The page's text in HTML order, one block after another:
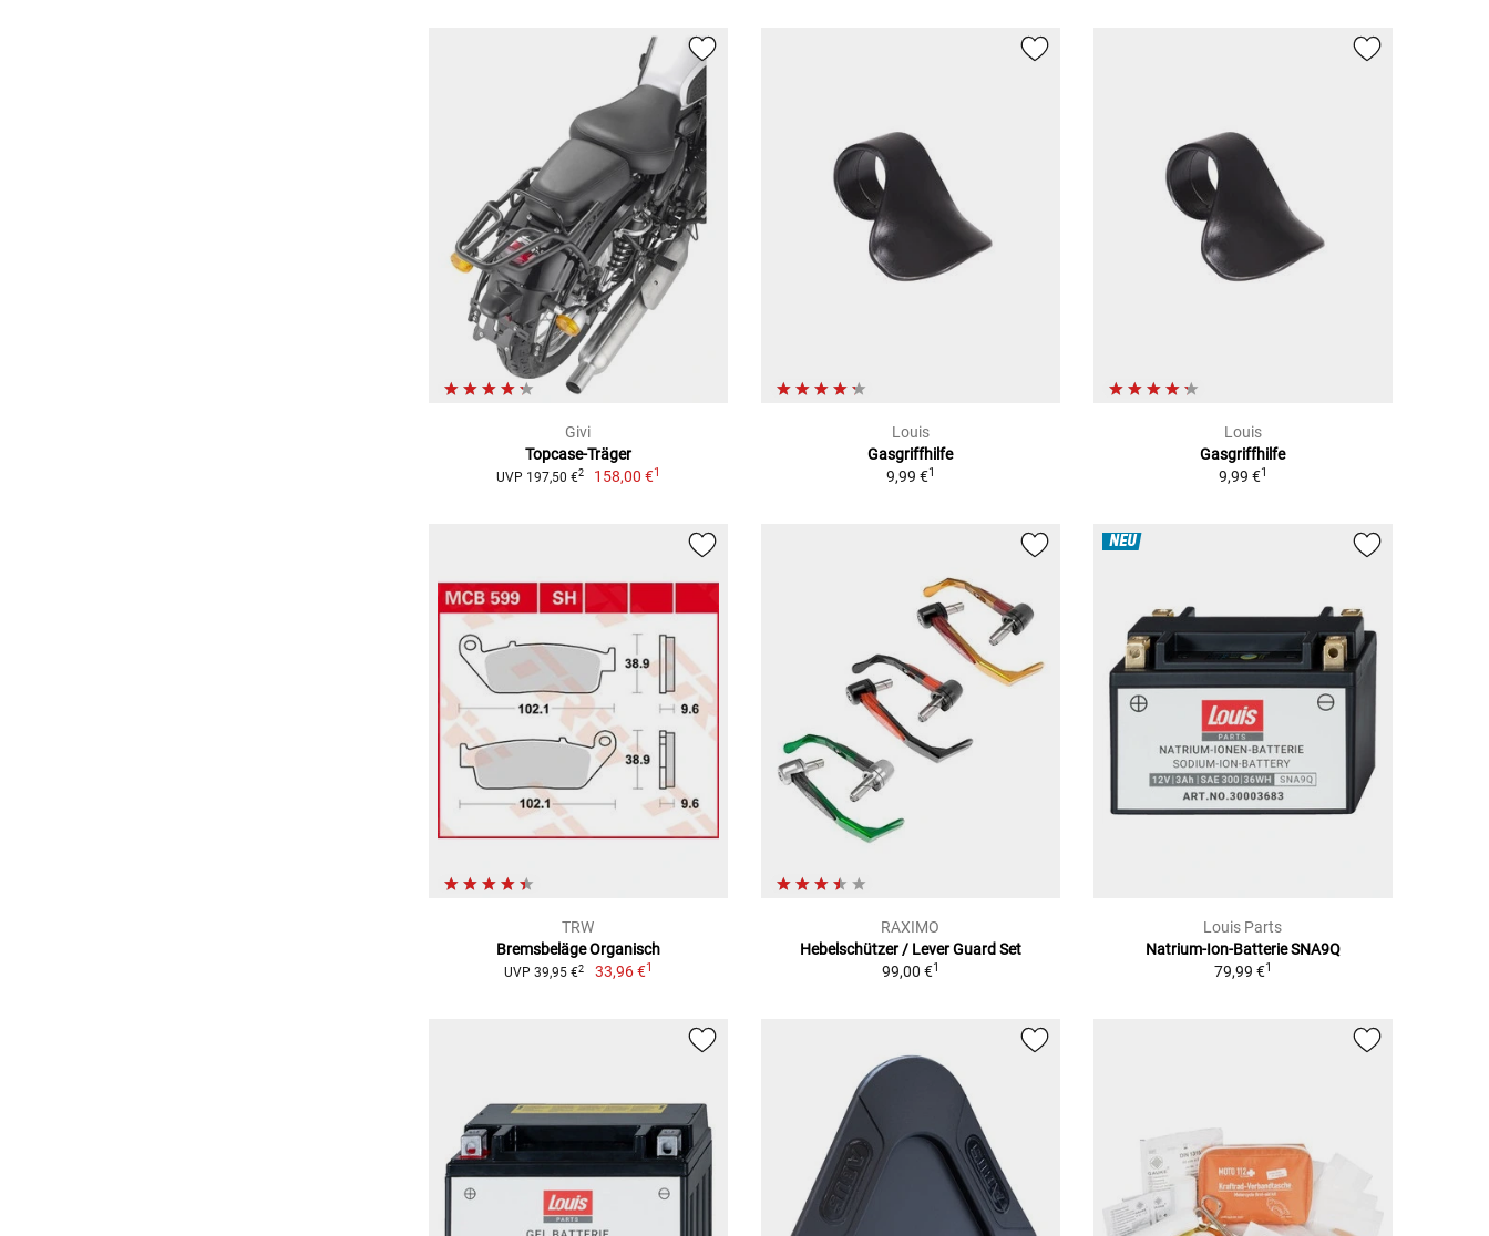
Givi
Topcase-Träger
UVP 197,50 €2 158,00 €1
Louis
Gasgriffhilfe
9,99 €1
Louis
Gasgriffhilfe
9,99 €1
TRW
Bremsbeläge Organisch
UVP 39,95 €2 33,96 €1
RAXIMO
Hebelschützer / Lever Guard Set
99,00 €1
NEU
Louis Parts
Natrium-Ion-Batterie SNA9Q
79,99 €1